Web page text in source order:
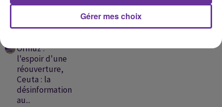
EN CE
Ormuz :
l'espoir d'une
réouverture,
Ceuta : la
désinformation
au...
Gérer mes choix